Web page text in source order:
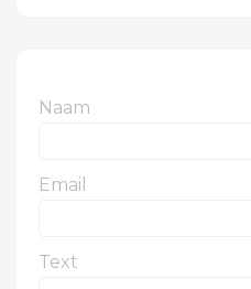
Naam
Email
Text